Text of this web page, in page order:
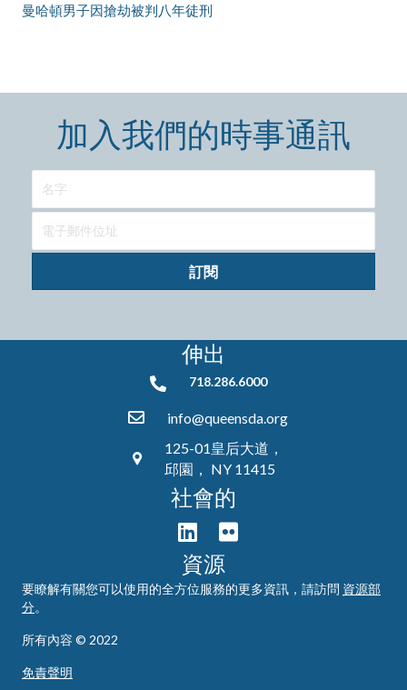
曼哈頓男子因搶劫被判八年徒刑
加入我們的時事通訊
訂閱
伸出
718.286.6000718.286.6000
info@queensda.org
125-01皇后大道，
邱園， NY 11415
社會的
資源
要瞭解有關您可以使用的全方位服務的更多資訊，請訪問 資源部
分。
所有內容 © 2022
免責聲明